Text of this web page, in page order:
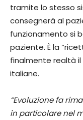
tramite lo stesso
consegnerà al
funzionamento si
paziente. È la
finalmente realtà il
italiane.
“Evoluzione fa
in particolare nel